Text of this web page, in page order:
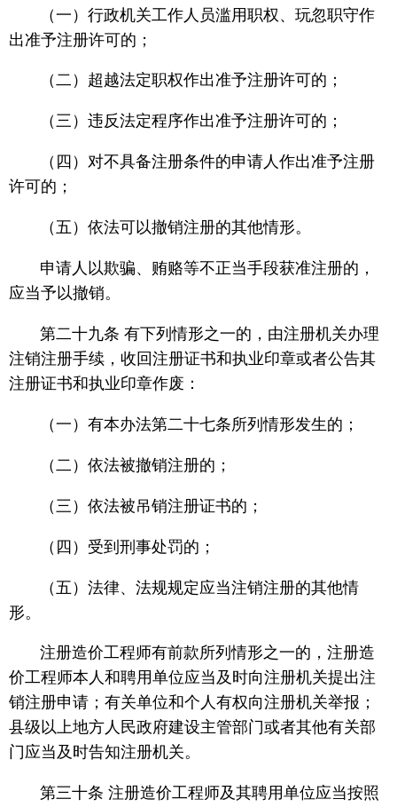
（一）行政机关工作人员滥用职权、玩忽职守作
出准予注册许可的；
（二）超越法定职权作出准予注册许可的；
（三）违反法定程序作出准予注册许可的；
（四）对不具备注册条件的申请人作出准予注册
许可的；
（五）依法可以撤销注册的其他情形。
申请人以欺骗、贿赂等不正当手段获准注册的，
应当予以撤销。
第二十九条 有下列情形之一的，由注册机关办理
注销注册手续，收回注册证书和执业印章或者公告其
注册证书和执业印章作废：
（一）有本办法第二十七条所列情形发生的；
（二）依法被撤销注册的；
（三）依法被吊销注册证书的；
（四）受到刑事处罚的；
（五）法律、法规规定应当注销注册的其他情
形。
注册造价工程师有前款所列情形之一的，注册造
价工程师本人和聘用单位应当及时向注册机关提出注
销注册申请；有关单位和个人有权向注册机关举报；
县级以上地方人民政府建设主管部门或者其他有关部
门应当及时告知注册机关。
第三十条 注册造价工程师及其聘用单位应当按照